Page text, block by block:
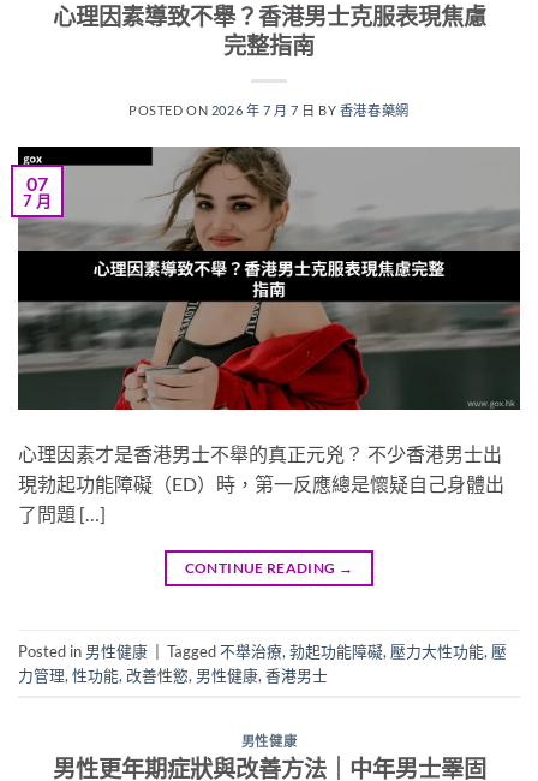
心理因素導致不舉？香港男士克服表現焦慮
完整指南
POSTED ON 2026 年 7 月 7 日 BY 香港春藥網
07
7 月
心理因素才是香港男士不舉的真正元兇？ 不少香港男士出
現勃起功能障礙（ED）時，第一反應總是懷疑自己身體出
了問題 […]
CONTINUE READING →
Posted in 男性健康 Tagged不舉治療, 勃起功能障礙, 壓力大性功能, 壓
力管理, 性功能, 改善性慾, 男性健康, 香港男士
男性健康
男性更年期症狀與改善方法｜中年男士睪固